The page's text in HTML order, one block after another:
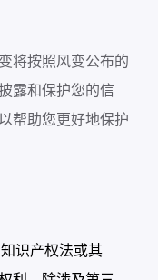
将按照风变公布的
露和保护您的信
帮助您更好地保护
识产权法或其